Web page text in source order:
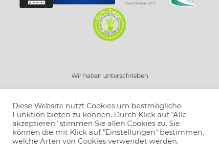
Wir haben unterschrieben
Diese Website nutzt Cookies um bestmögliche
Funktion bieten zu können. Durch Klick auf "Alle
akzeptieren" stimmen Sie allen Cookies zu. Sie
können die mit Klick auf "Einstellungen" bestimmen,
welche Arten von Cookies verwendet werden.